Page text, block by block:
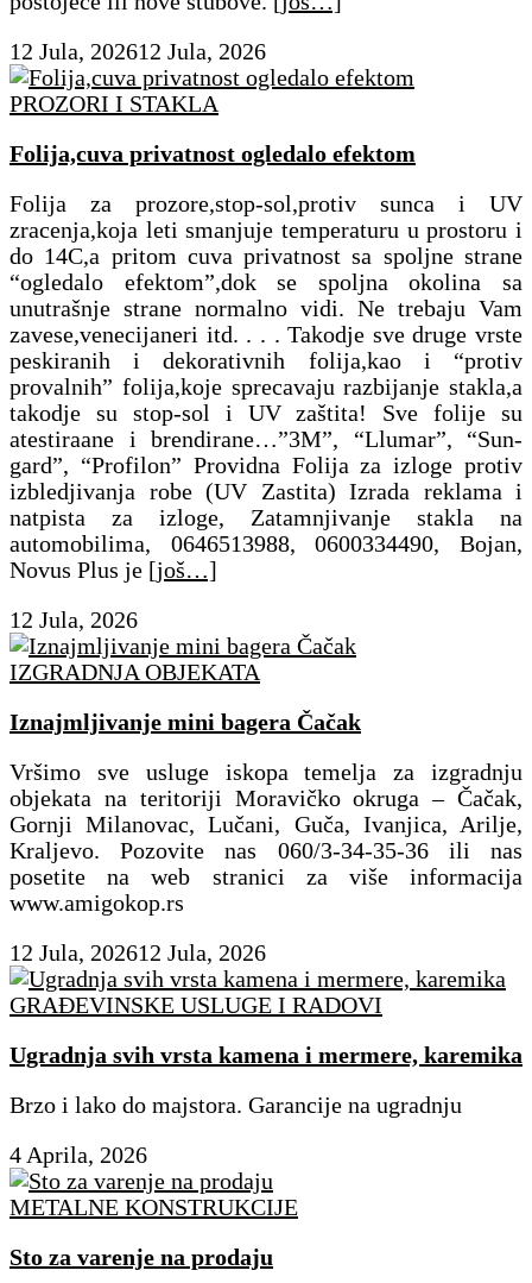
12 Jula, 202612 Jula, 2026
PROZORI I STAKLA
Folija,cuva privatnost ogledalo efektom
Folija za prozore,stop-sol,protiv sunca i UV
zracenja,koja leti smanjuje temperaturu u prostoru i
do 14C,a pritom cuva privatnost sa spoljne strane
“ogledalo efektom”,dok se spoljna okolina sa
unutrašnje strane normalno vidi. Ne trebaju Vam
zavese,venecijaneri itd. . . . Takodje sve druge vrste
peskiranih i dekorativnih folija,kao i “protiv
provalnih” folija,koje sprecavaju razbijanje stakla,a
takodje su stop-sol i UV zaštita! Sve folije su
atestiraane i brendirane…”3M”, “Llumar”, “Sun-
gard”, “Profilon” Providna Folija za izloge protiv
izbledjivanja robe (UV Zastita) Izrada reklama i
natpista za izloge, Zatamnjivanje stakla na
automobilima, 0646513988, 0600334490, Bojan,
Novus Plus je [još…]
12 Jula, 2026
IZGRADNJA OBJEKATA
Iznajmljivanje mini bagera Čačak
Vršimo sve usluge iskopa temelja za izgradnju
objekata na teritoriji Moravičko okruga – Čačak,
Gornji Milanovac, Lučani, Guča, Ivanjica, Arilje,
Kraljevo. Pozovite nas 060/3-34-35-36 ili nas
posetite na web stranici za više informacija
www.amigokop.rs
12 Jula, 202612 Jula, 2026
GRAĐEVINSKE USLUGE I RADOVI
Ugradnja svih vrsta kamena i mermere, karemika
Brzo i lako do majstora. Garancije na ugradnju
4 Aprila, 2026
METALNE KONSTRUKCIJE
Sto za varenje na prodaju